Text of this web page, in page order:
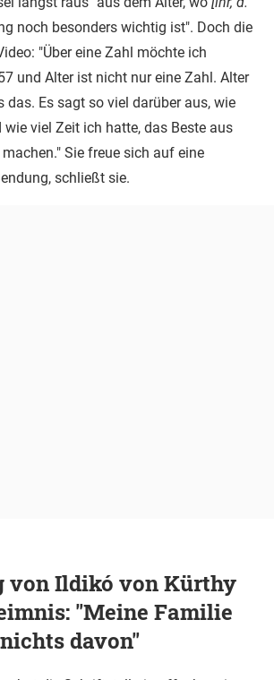
noch besonders wichtig ist". Doch die
"Über eine Zahl möchte ich
und Alter ist nicht nur eine Zahl. Alter
das. Es sagt so viel darüber aus, wie
wie viel Zeit ich hatte, das Beste aus
Sie freue sich auf eine
schließt sie.
von Ildikó von Kürthy
"Meine Familie
davon"